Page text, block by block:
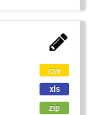
csv
xls
zip